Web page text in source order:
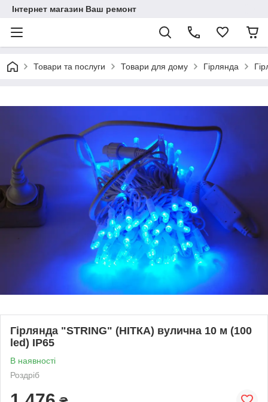
Інтернет магазин Ваш ремонт
Товари та послуги Товари для дому Гірлянда
Гірлянда "STRING" (НІТКА) вулична 10 м (100
led) IP65
В наявності
Роздріб